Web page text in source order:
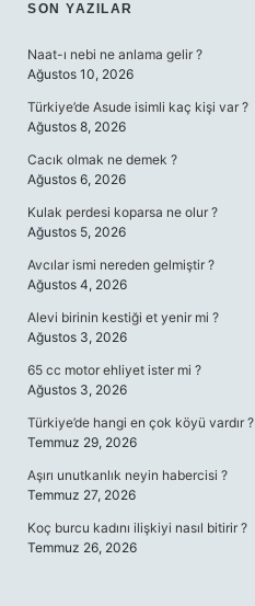
SIDEBAR
SON YAZILAR
Naat-ı nebi ne anlama gelir ?
Ağustos 10, 2026
Türkiye’de Asude isimli kaç kişi var ?
Ağustos 8, 2026
Cacık olmak ne demek ?
Ağustos 6, 2026
Kulak perdesi koparsa ne olur ?
Ağustos 5, 2026
Avcılar ismi nereden gelmiştir ?
Ağustos 4, 2026
Alevi birinin kestiği et yenir mi ?
Ağustos 3, 2026
65 cc motor ehliyet ister mi ?
Ağustos 3, 2026
Türkiye’de hangi en çok köyü vardır ?
Temmuz 29, 2026
Aşırı unutkanlık neyin habercisi ?
Temmuz 27, 2026
Koç burcu kadını ilişkiyi nasıl bitirir ?
Temmuz 26, 2026